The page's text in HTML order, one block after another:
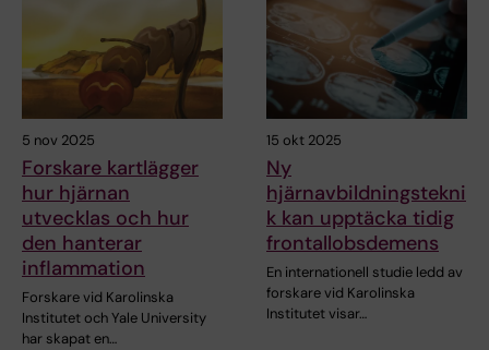
5 nov 2025
Forskare kartlägger
hur hjärnan
utvecklas och hur
den hanterar
inflammation
Forskare vid Karolinska
Institutet och Yale University
har skapat en…
15 okt 2025
Ny
hjärnavbildningstekni
k kan upptäcka tidig
frontallobsdemens
En internationell studie ledd av
forskare vid Karolinska
Institutet visar…